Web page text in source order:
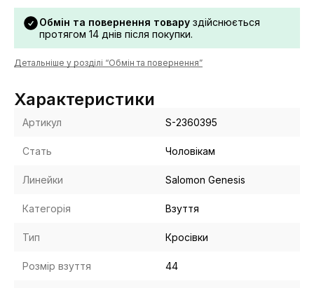
Обмін та повернення товару здійснюється
протягом 14 днів після покупки.
Детальніше у розділі “Обмін та повернення”
Характеристики
Артикул S-2360395
Стать Чоловікам
Линейки Salomon Genesis
Категорія Взуття
Тип Кросівки
Розмір взуття 44